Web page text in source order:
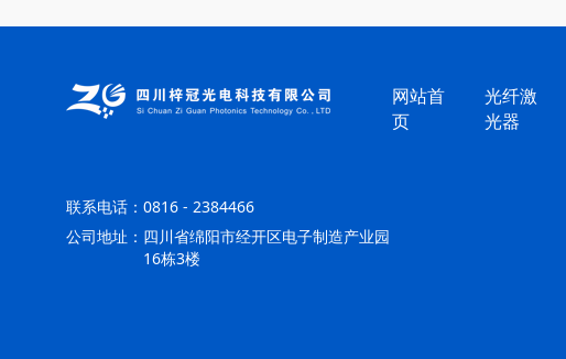
联系电话： 0816 - 2384466
公司地址： 四川省绵阳市经开区电子制造产业园
16栋3楼
网站首
页
光纤激
光器